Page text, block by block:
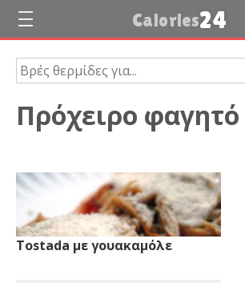
Calories24
Πρόχειρο φαγητό
Tostada με γουακαμόλε